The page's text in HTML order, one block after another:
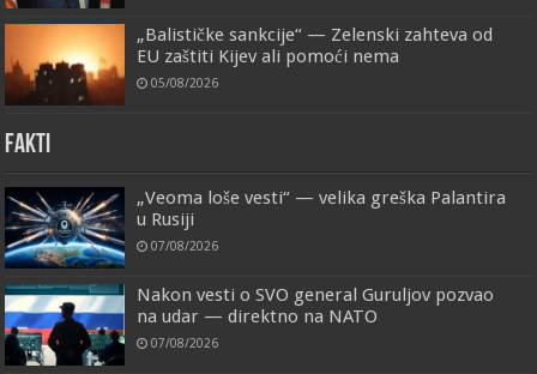
„Balističke sankcije“ — Zelenski zahteva od
EU zaštiti Kijev ali pomoći nema
05/08/2026
FAKTI
„Veoma loše vesti“ — velika greška Palantira
u Rusiji
07/08/2026
Nakon vesti o SVO general Guruljov pozvao
na udar — direktno na NATO
07/08/2026